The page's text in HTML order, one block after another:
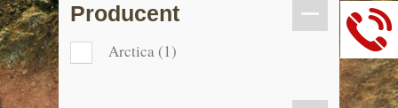
Producent
Arctica (1)